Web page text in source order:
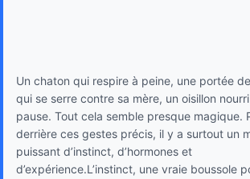
Un chaton qui respire à peine, une portée
qui se serre contre sa mère, un oisillon
pause. Tout cela semble presque magique.
derrière ces gestes précis, il y a surtout un
puissant d’instinct, d’hormones et
d’expérience.L’instinct, une vraie boussole